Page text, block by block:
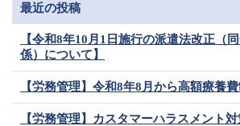
最近の投稿
【令和8年10月1日施行の派遣法改正（
係）について】
【労務管理】令和8年8月から高額療養
【労務管理】カスタマーハラスメント